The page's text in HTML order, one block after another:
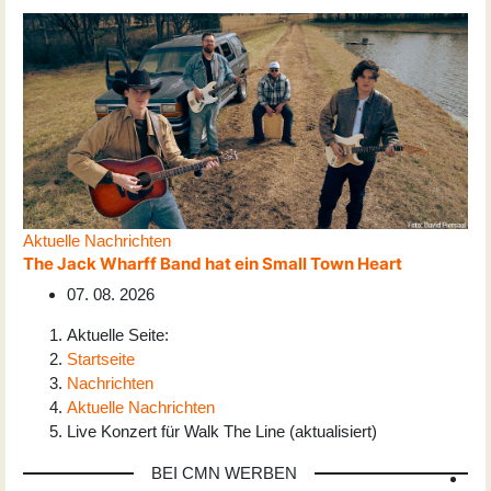
Aktuelle Nachrichten
The Jack Wharff Band hat ein Small Town Heart
07. 08. 2026
Aktuelle Seite:
Startseite
Nachrichten
Aktuelle Nachrichten
Live Konzert für Walk The Line (aktualisiert)
BEI CMN WERBEN